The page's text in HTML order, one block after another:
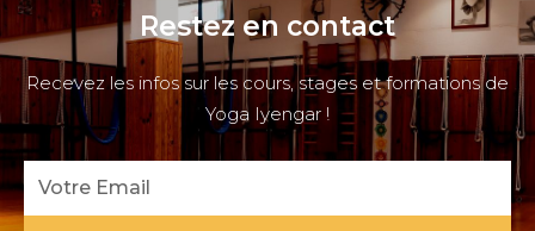
Restez en contact
Recevez les infos sur les cours, stages et formations de
Yoga Iyengar !